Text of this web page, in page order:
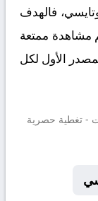
فالهدف
مشاهدة ممتعة
الأول لكل
- تغطية حصرية